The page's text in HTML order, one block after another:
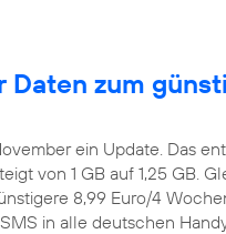
Daten zum
ein Update. Das
von 1 GB auf 1,25 GB.
8,99 Euro/4
in alle deutschen